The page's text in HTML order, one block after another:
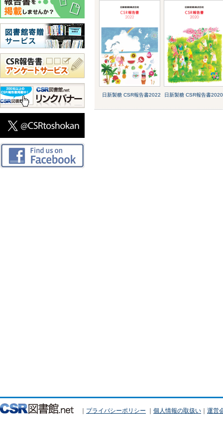
日新製糖 CSR報告書2022 日新製糖 CSR報告書2020
｜ プライバシーポリシー ｜ 個人情報の取扱い ｜ 運営